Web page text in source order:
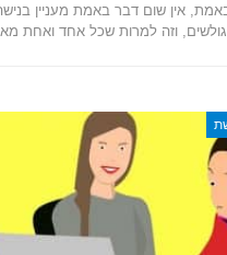
באמת, אין שום דבר באמת מעניין
וזה למרות שכל אחד ואחת